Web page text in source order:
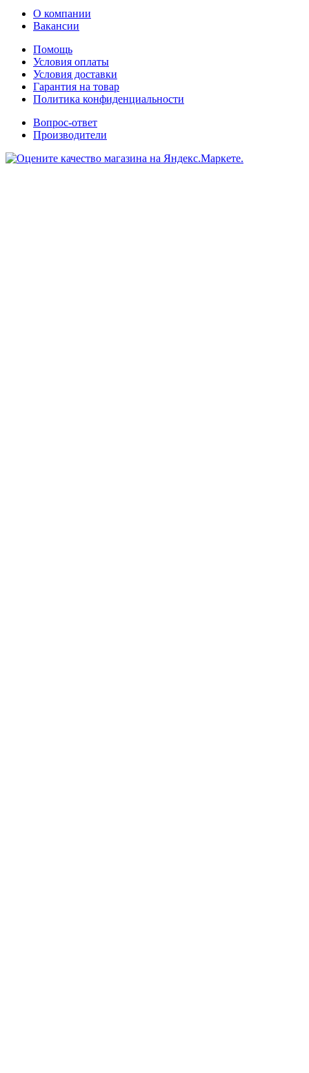
О компании
Вакансии
Помощь
Условия оплаты
Условия доставки
Гарантия на товар
Политика конфиденциальности
Вопрос-ответ
Производители